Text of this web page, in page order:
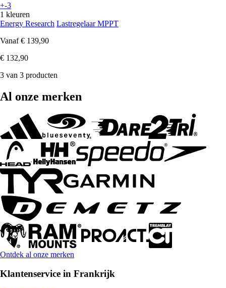
+-3
1 kleuren
Energy Research Lastregelaar MPPT
Vanaf € 139,90
€ 132,90
3 van 3 producten
Al onze merken
Ontdek al onze merken
Klantenservice in Frankrijk